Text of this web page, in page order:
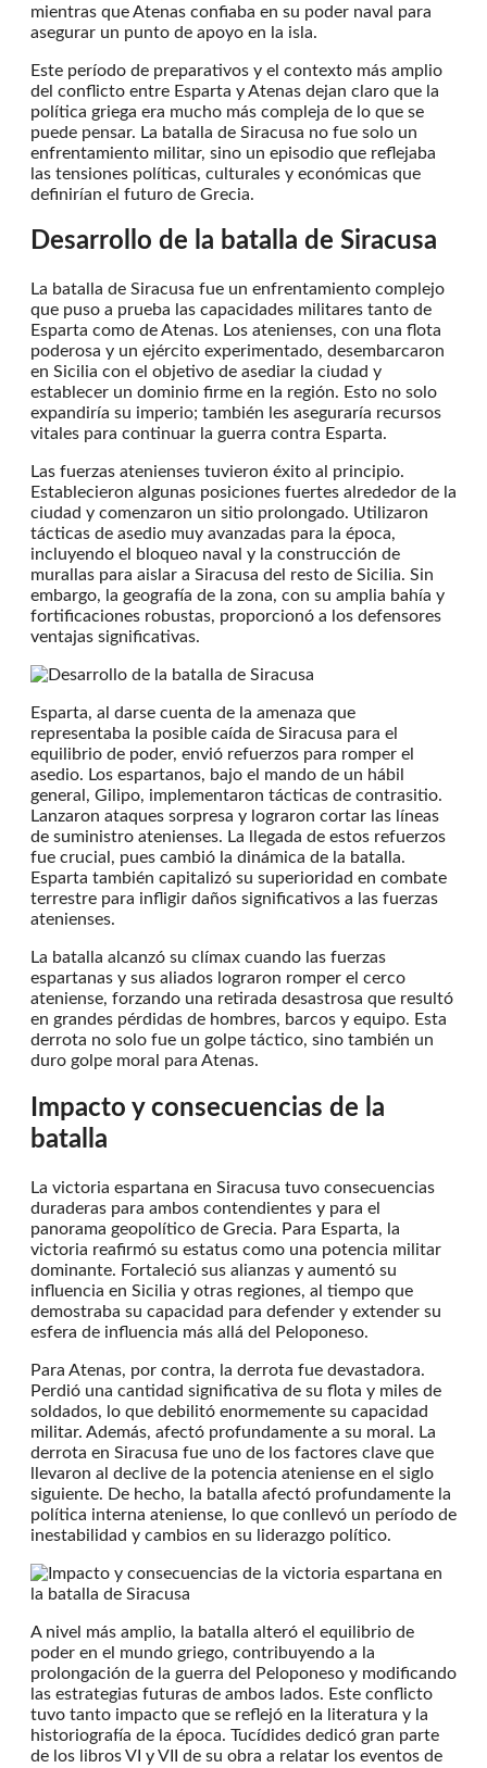
mientras que Atenas confiaba en su poder naval para
asegurar un punto de apoyo en la isla.
Este período de preparativos y el contexto más amplio
del conflicto entre Esparta y Atenas dejan claro que la
política griega era mucho más compleja de lo que se
puede pensar. La batalla de Siracusa no fue solo un
enfrentamiento militar, sino un episodio que reflejaba
las tensiones políticas, culturales y económicas que
definirían el futuro de Grecia.
Desarrollo de la batalla de Siracusa
La batalla de Siracusa fue un enfrentamiento complejo
que puso a prueba las capacidades militares tanto de
Esparta como de Atenas. Los atenienses, con una flota
poderosa y un ejército experimentado, desembarcaron
en Sicilia con el objetivo de asediar la ciudad y
establecer un dominio firme en la región. Esto no solo
expandiría su imperio; también les aseguraría recursos
vitales para continuar la guerra contra Esparta.
Las fuerzas atenienses tuvieron éxito al principio.
Establecieron algunas posiciones fuertes alrededor de la
ciudad y comenzaron un sitio prolongado. Utilizaron
tácticas de asedio muy avanzadas para la época,
incluyendo el bloqueo naval y la construcción de
murallas para aislar a Siracusa del resto de Sicilia. Sin
embargo, la geografía de la zona, con su amplia bahía y
fortificaciones robustas, proporcionó a los defensores
ventajas significativas.
Esparta, al darse cuenta de la amenaza que
representaba la posible caída de Siracusa para el
equilibrio de poder, envió refuerzos para romper el
asedio. Los espartanos, bajo el mando de un hábil
general, Gilipo, implementaron tácticas de contrasitio.
Lanzaron ataques sorpresa y lograron cortar las líneas
de suministro atenienses. La llegada de estos refuerzos
fue crucial, pues cambió la dinámica de la batalla.
Esparta también capitalizó su superioridad en combate
terrestre para infligir daños significativos a las fuerzas
atenienses.
La batalla alcanzó su clímax cuando las fuerzas
espartanas y sus aliados lograron romper el cerco
ateniense, forzando una retirada desastrosa que resultó
en grandes pérdidas de hombres, barcos y equipo. Esta
derrota no solo fue un golpe táctico, sino también un
duro golpe moral para Atenas.
Impacto y consecuencias de la
batalla
La victoria espartana en Siracusa tuvo consecuencias
duraderas para ambos contendientes y para el
panorama geopolítico de Grecia. Para Esparta, la
victoria reafirmó su estatus como una potencia militar
dominante. Fortaleció sus alianzas y aumentó su
influencia en Sicilia y otras regiones, al tiempo que
demostraba su capacidad para defender y extender su
esfera de influencia más allá del Peloponeso.
Para Atenas, por contra, la derrota fue devastadora.
Perdió una cantidad significativa de su flota y miles de
soldados, lo que debilitó enormemente su capacidad
militar. Además, afectó profundamente a su moral. La
derrota en Siracusa fue uno de los factores clave que
llevaron al declive de la potencia ateniense en el siglo
siguiente. De hecho, la batalla afectó profundamente la
política interna ateniense, lo que conllevó un período de
inestabilidad y cambios en su liderazgo político.
A nivel más amplio, la batalla alteró el equilibrio de
poder en el mundo griego, contribuyendo a la
prolongación de la guerra del Peloponeso y modificando
las estrategias futuras de ambos lados. Este conflicto
tuvo tanto impacto que se reflejó en la literatura y la
historiografía de la época. Tucídides dedicó gran parte
de los libros VI y VII de su obra a relatar los eventos de